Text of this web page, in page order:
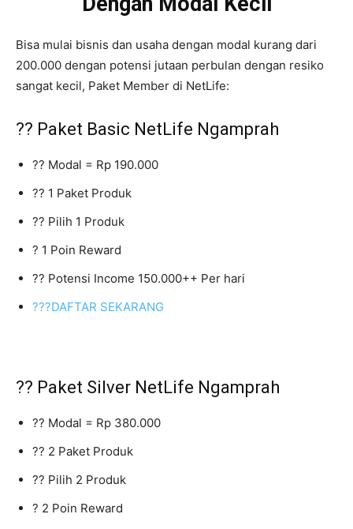
Bisa mulai bisnis dan usaha dengan modal kurang dari
200.000 dengan potensi jutaan perbulan dengan resiko
sangat kecil, Paket Member di NetLife:
?? Paket Basic NetLife Ngamprah
?? Modal = Rp 190.000
?? 1 Paket Produk
?? Pilih 1 Produk
? 1 Poin Reward
?? Potensi Income 150.000++ Per hari
???DAFTAR SEKARANG
?? Paket Silver NetLife Ngamprah
?? Modal = Rp 380.000
?? 2 Paket Produk
?? Pilih 2 Produk
? 2 Poin Reward